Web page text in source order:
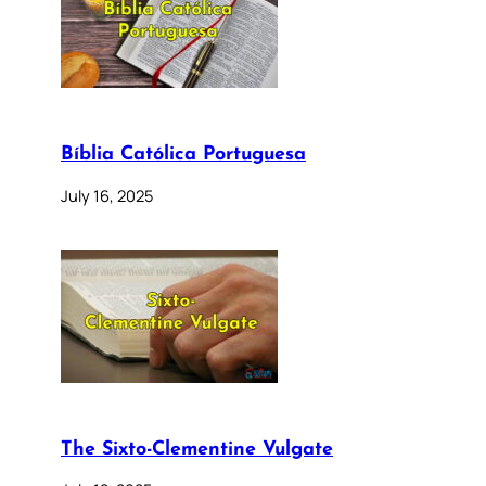
Bíblia Católica Portuguesa
July 16, 2025
The Sixto-Clementine Vulgate